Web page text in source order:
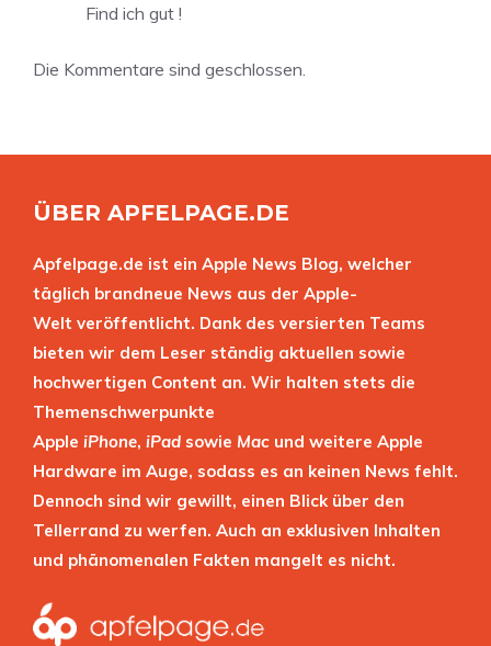
Find ich gut !
Die Kommentare sind geschlossen.
ÜBER APFELPAGE.DE
Apfelpage.de ist ein Apple News Blog, welcher
täglich brandneue News aus der Apple-
Welt veröffentlicht. Dank des versierten Teams
bieten wir dem Leser ständig aktuellen sowie
hochwertigen Content an. Wir halten stets die
Themenschwerpunkte
Apple iPhone, iPad sowie Mac und weitere Apple
Hardware im Auge, sodass es an keinen News fehlt.
Dennoch sind wir gewillt, einen Blick über den
Tellerrand zu werfen. Auch an exklusiven Inhalten
und phänomenalen Fakten mangelt es nicht.